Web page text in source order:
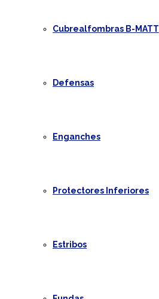
Cubrealfombras B-MATT
Defensas
Enganches
Protectores Inferiores
Estribos